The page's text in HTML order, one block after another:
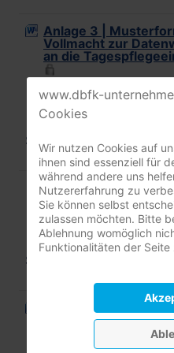
Anlage 3 |
Vollmacht zur
an die
Stand: Dezember 2024
Anlage 4 |
Satnd: Dezember 2024
Anlage 4 |
www.dbfk-
Cookies
Wir nutzen Cookies auf
ihnen sind essenziell für
während andere uns
Nutzererfahrung zu
Sie können selbst
zulassen möchten. Bitte
Ablehnung womöglich
Funktionalitäten der